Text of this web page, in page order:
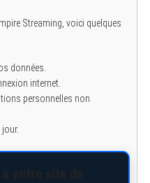
Streaming, voici quelques
données.
internet.
personnelles non